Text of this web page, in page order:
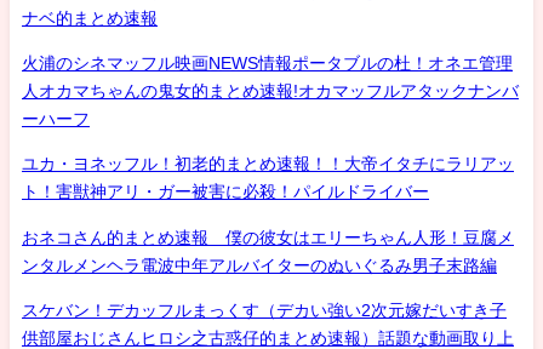
ナベ的まとめ速報
火浦のシネマッフル映画NEWS情報ポータブルの杜！オネエ管理
人オカマちゃんの鬼女的まとめ速報!オカマッフルアタックナンバ
ーハーフ
ユカ・ヨネッフル！初老的まとめ速報！！大帝イタチにラリアッ
ト！害獣神アリ・ガー被害に必殺！パイルドライバー
おネコさん的まとめ速報 僕の彼女はエリーちゃん人形！豆腐メ
ンタルメンヘラ電波中年アルバイターのぬいぐるみ男子末路編
スケバン！デカッフルまっくす（デカい強い2次元嫁だいすき子
供部屋おじさんヒロシ之古惑仔的まとめ速報）話題な動画取り上